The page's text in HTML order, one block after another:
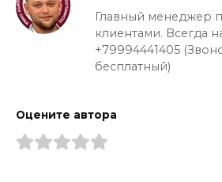
Главный менеджер
клиентами. Всегда
+79994441405
бесплатный)
Оцените автора